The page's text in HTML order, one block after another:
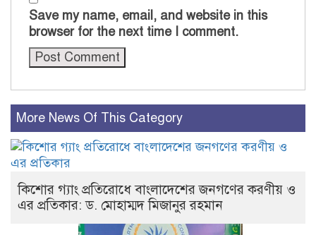
Save my name, email, and website in this
browser for the next time I comment.
More News Of This Category
কিশোর গ্যাং প্রতিরোধে বাংলাদেশের জনগণের করণীয় ও
এর প্রতিকার: ড. মোহাম্মদ মিজানুর রহমান